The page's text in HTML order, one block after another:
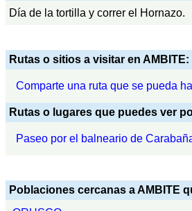
Día de la tortilla y correr el Hornazo.
Rutas o sitios a visitar en AMBITE:
Comparte una ruta que se pueda
Rutas o lugares que puedes ver
Paseo por el balneario de
Poblaciones cercanas a AMBITE